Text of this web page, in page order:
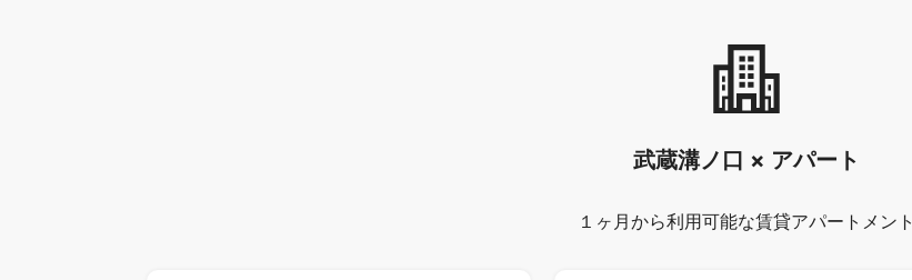
武蔵溝ノ口 × アパート
１ヶ月から利用可能な賃貸アパートメント